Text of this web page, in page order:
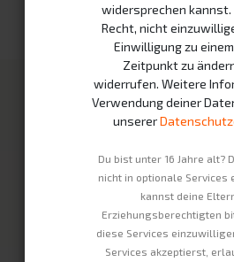
Our Products
Swobbee Station
Enterprise
widersprechen kannst.
Recht, nicht
Einwilligung zu
Zeitpunkt zu
widerrufen. Weitere
Verwendung deiner
unserer
Du bist unter 16 Jahre alt?
nicht in optionale Services
kannst deine
Erziehungsberechtigten
diese Services
Services akzeptierst,